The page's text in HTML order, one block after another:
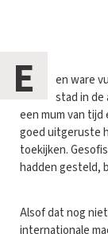
E
en ware
stad in de
een mum van
goed uitgeruste
toekijken.
hadden gesteld,
Alsof dat nog
internationale